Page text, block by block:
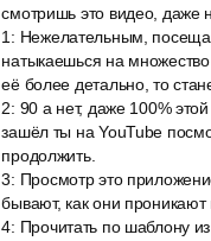
смотришь это видео, даже
1 : Нежелательным,
натыкаешься на
её более детально, то
2: 90 а нет, даже 100%
зашёл ты на YouTube
продолжить.
3: Просмотр это
бывают, как они проникают
4: Прочитать по шаблону